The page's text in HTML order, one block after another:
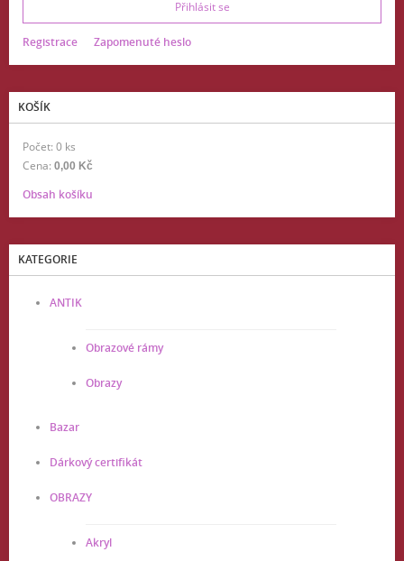
Registrace Zapomenuté heslo
KOŠÍK
Počet: 0 ks
Cena: 0,00 Kč
Obsah košíku
KATEGORIE
ANTIK
Obrazové rámy
Obrazy
Bazar
Dárkový certifikát
OBRAZY
Akryl